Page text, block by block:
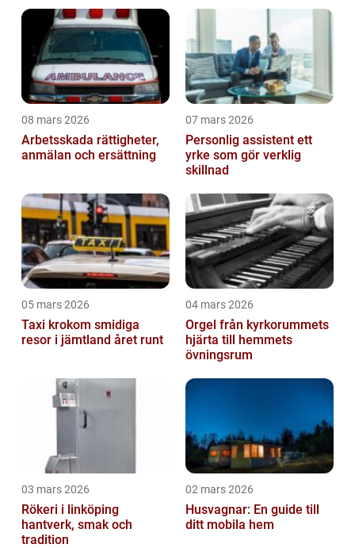
08 mars 2026
Arbetsskada rättigheter,
anmälan och ersättning
07 mars 2026
Personlig assistent ett
yrke som gör verklig
skillnad
05 mars 2026
Taxi krokom smidiga
resor i jämtland året runt
04 mars 2026
Orgel från kyrkorummets
hjärta till hemmets
övningsrum
03 mars 2026
Rökeri i linköping
hantverk, smak och
tradition
02 mars 2026
Husvagnar: En guide till
ditt mobila hem